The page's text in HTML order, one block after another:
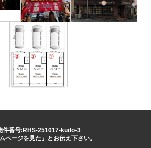
件番号:RHS-251017-kudo-3
ムページを見た」とお伝え下さい。